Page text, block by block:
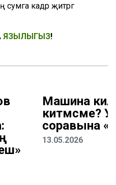
кадәр җитәргә
ЯЗЫЛЫГЫЗ!
Машина
китмәсме?
соравына
13.05.2026